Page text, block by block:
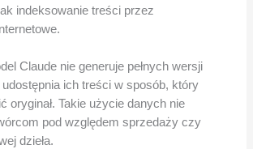
indeksowanie treści przez
Claude nie generuje pełnych wersji
ich treści w sposób, który
oryginał. Takie użycie danych nie
pod względem sprzedaży czy
dzieła.